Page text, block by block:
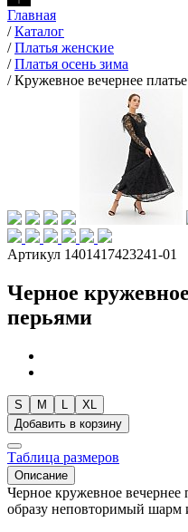
Главная
/ Каталог
/ Платья женские
/ Платья осень зима
/ Кружевное вечернее
Артикул 1401417423241-01
Черное
перьями
S M
XL
Добавить в корзину
Таблица размеров
Описание
Черное кружевное вечернее
образу неповторимый шарм